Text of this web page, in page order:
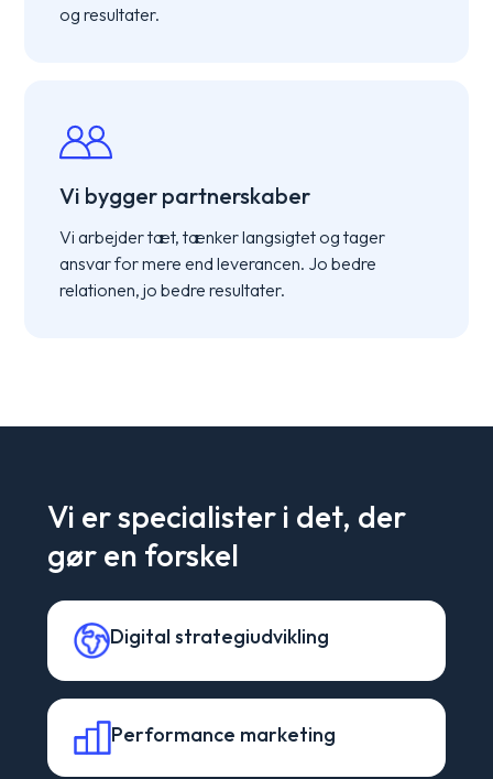
og resultater.
Vi bygger partnerskaber
Vi arbejder tæt, tænker langsigtet og tager
ansvar for mere end leverancen. Jo bedre
relationen, jo bedre resultater.
Vi er specialister i det, der
gør en forskel
Digital strategiudvikling
Performance marketing